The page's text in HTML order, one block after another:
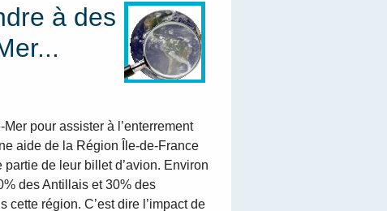
à des
pour assister à l’enterrement
aide de la Région Île-de-France
partie de leur billet d’avion. Environ
des Antillais et 30% des
cette région. C’est dire l’impact de